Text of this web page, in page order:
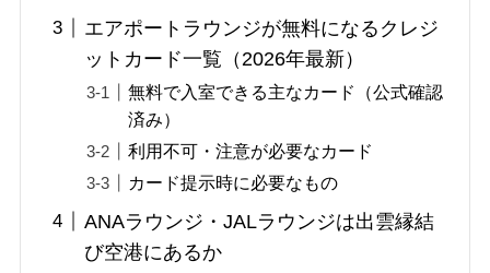
エアポートラウンジが無料になるクレジ
ットカード一覧（2026年最新）
無料で入室できる主なカード（公式確認
済み）
利用不可・注意が必要なカード
カード提示時に必要なもの
ANAラウンジ・JALラウンジは出雲縁結
び空港にあるか